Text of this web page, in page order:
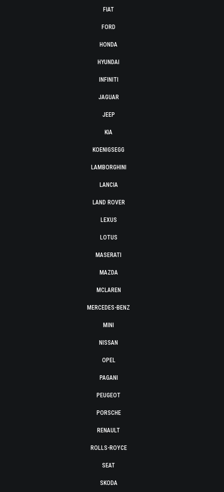
FIAT
FORD
HONDA
HYUNDAI
INFINITI
JAGUAR
JEEP
KIA
KOENIGSEGG
LAMBORGHINI
LANCIA
LAND ROVER
LEXUS
LOTUS
MASERATI
MAZDA
MCLAREN
MERCEDES-BENZ
MINI
NISSAN
OPEL
PAGANI
PEUGEOT
PORSCHE
RENAULT
ROLLS-ROYCE
SEAT
SKODA